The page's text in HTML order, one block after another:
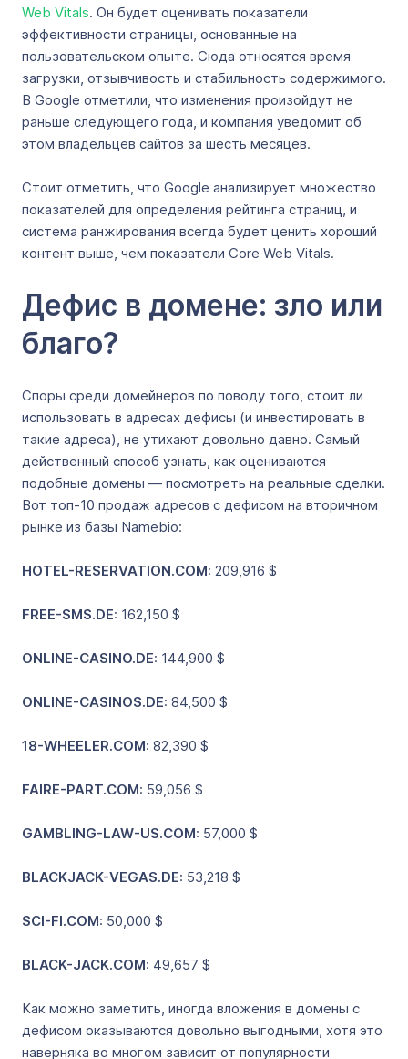
Web Vitals. Он будет оценивать показатели
эффективности страницы, основанные на
пользовательском опыте. Сюда относятся время
загрузки, отзывчивость и стабильность содержимого.
В Google отметили, что изменения произойдут не
раньше следующего года, и компания уведомит об
этом владельцев сайтов за шесть месяцев.
Стоит отметить, что Google анализирует множество
показателей для определения рейтинга страниц, и
система ранжирования всегда будет ценить хороший
контент выше, чем показатели Core Web Vitals.
Дефис в домене: зло или
благо?
Споры среди домейнеров по поводу того, стоит ли
использовать в адресах дефисы (и инвестировать в
такие адреса), не утихают довольно давно. Самый
действенный способ узнать, как оцениваются
подобные домены — посмотреть на реальные сделки.
Вот топ-10 продаж адресов с дефисом на вторичном
рынке из базы Namebio:
HOTEL-RESERVATION.COM: 209,916 $
FREE-SMS.DE: 162,150 $
ONLINE-CASINO.DE: 144,900 $
ONLINE-CASINOS.DE: 84,500 $
18-WHEELER.COM: 82,390 $
FAIRE-PART.COM: 59,056 $
GAMBLING-LAW-US.COM: 57,000 $
BLACKJACK-VEGAS.DE: 53,218 $
SCI-FI.COM: 50,000 $
BLACK-JACK.COM: 49,657 $
Как можно заметить, иногда вложения в домены с
дефисом оказываются довольно выгодными, хотя это
наверняка во многом зависит от популярности